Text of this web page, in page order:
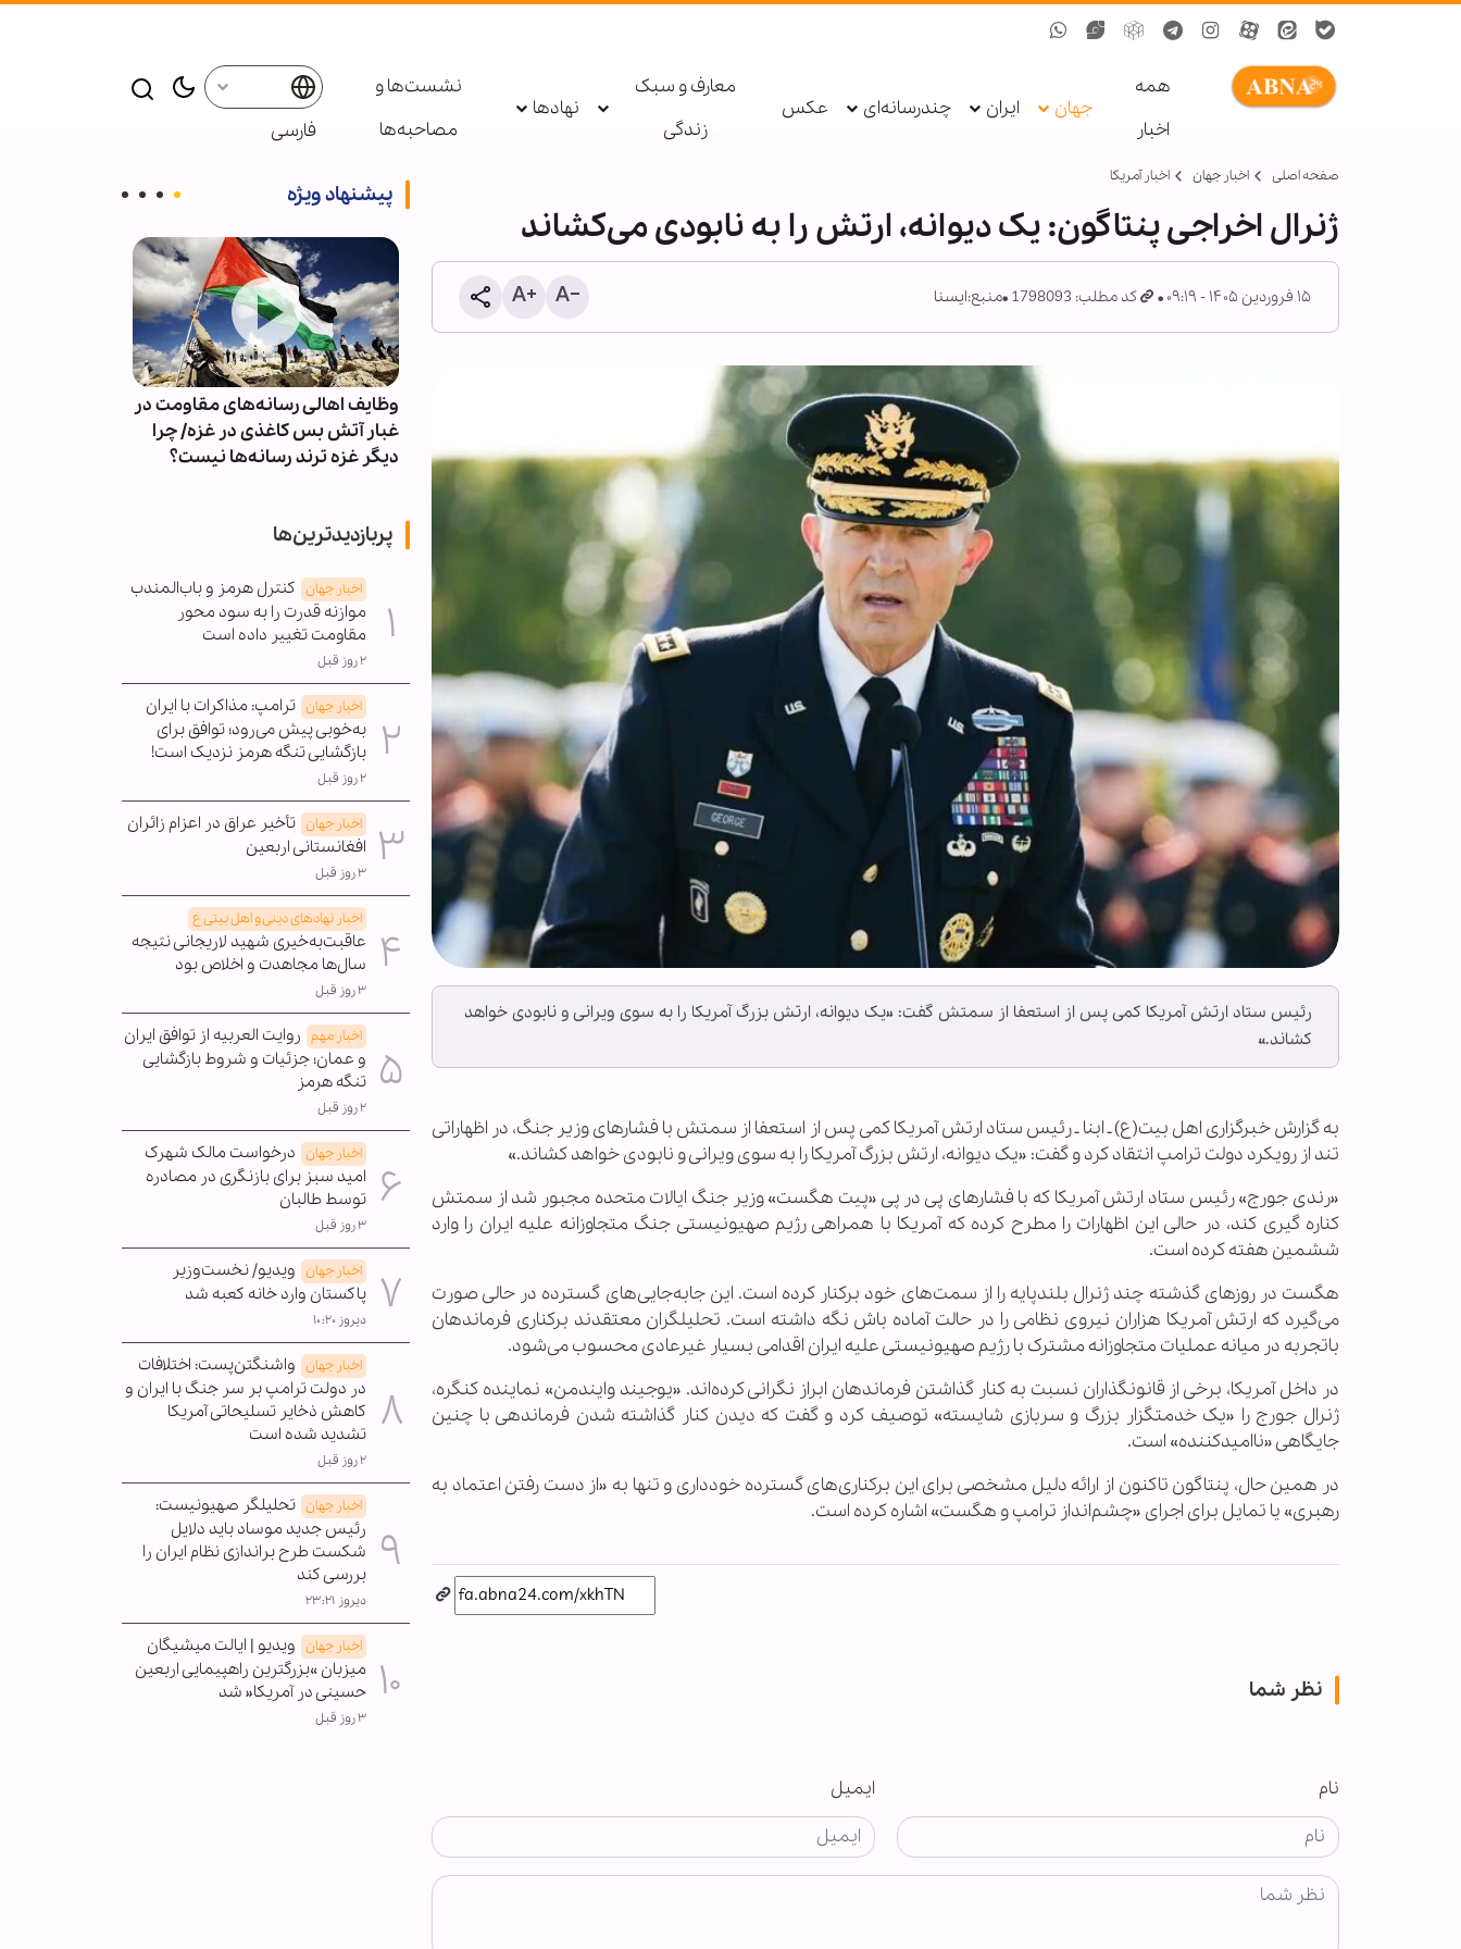
همه
اخبار
جهان ایران چندرسانه‌ای عکس
معارف و سبک
زندگی
نهادها
نشست‌ها و
مصاحبه‌ها
فارسی
صفحه اصلی اخبار جهان اخبار آمریکا
ژنرال اخراجی پنتاگون: یک دیوانه، ارتش را به نابودی می‌کشاند
۱۵ فروردین ۱۴۰۵ - ۰۹:۱۹ کد مطلب: 1798093 منبع:ایسنا
رئیس ستاد ارتش آمریکا کمی پس از استعفا از سمتش گفت: «یک دیوانه، ارتش بزرگ آمریکا را به سوی ویرانی و نابودی خواهد
کشاند.»
به گزارش خبرگزاری اهل بیت(ع) ـ ابنا ـ رئیس ستاد ارتش آمریکا کمی پس از استعفا از سمتش با فشارهای وزیر جنگ، در اظهاراتی
تند از رویکرد دولت ترامپ انتقاد کرد و گفت: «یک دیوانه، ارتش بزرگ آمریکا را به سوی ویرانی و نابودی خواهد کشاند.»
«رندی جورج» رئیس ستاد ارتش آمریکا که با فشارهای پی در پی «پیت هگست» وزیر جنگ ایالات متحده مجبور شد از سمتش
کناره گیری کند، در حالی این اظهارات را مطرح کرده که آمریکا با همراهی رژیم صهیونیستی جنگ متجاوزانه علیه ایران را وارد
ششمین هفته کرده است.
هگست در روزهای گذشته چند ژنرال بلندپایه را از سمت‌های خود برکنار کرده است. این جابه‌جایی‌های گسترده در حالی صورت
می‌گیرد که ارتش آمریکا هزاران نیروی نظامی را در حالت آماده باش نگه داشته است. تحلیلگران معتقدند برکناری فرماندهان
باتجربه در میانه عملیات متجاوزانه مشترک با رژیم صهیونیستی علیه ایران اقدامی بسیار غیرعادی محسوب می‌شود.
در داخل آمریکا، برخی از قانونگذاران نسبت به کنار گذاشتن فرماندهان ابراز نگرانی کرده‌اند. «یوجیند وایندمن» نماینده کنگره،
ژنرال جورج را «یک خدمتگزار بزرگ و سربازی شایسته» توصیف کرد و گفت که دیدن کنار گذاشته شدن فرماندهی با چنین
جایگاهی «ناامیدکننده» است.
در همین حال، پنتاگون تاکنون از ارائه دلیل مشخصی برای این برکناری‌های گسترده خودداری و تنها به «از دست رفتن اعتماد به
رهبری» یا تمایل برای اجرای «چشم‌انداز ترامپ و هگست» اشاره کرده است.
نظر شما
نام ایمیل
پیشنهاد ویژه
است که به خود متکی باشیم
وظایف اهالی رسانه‌های مقاومت در
غبار آتش بس کاغذی در غزه/ چرا
دیگر غزه ترند رسانه‌ها نیست؟
پربازدیدترین‌ها
اخبار جهان کنترل هرمز و باب‌المندب
موازنه قدرت را به سود محور
مقاومت تغییر داده است
۲ روز قبل
اخبار جهان ترامپ: مذاکرات با ایران
به‌خوبی پیش می‌رود؛ توافق برای
بازگشایی تنگه هرمز نزدیک است!
۲ روز قبل
اخبار جهان تأخیر عراق در اعزام زائران
افغانستانی اربعین
۳ روز قبل
اخبار نهادهای دینی و اهل بیتی ع
عاقبت‌به‌خیری شهید لاریجانی نتیجه
سال‌ها مجاهدت و اخلاص بود
۳ روز قبل
اخبار مهم روایت العربیه از توافق ایران
و عمان؛ جزئیات و شروط بازگشایی
تنگه هرمز
۲ روز قبل
اخبار جهان درخواست مالک شهرک
امید سبز برای بازنگری در مصادره
توسط طالبان
۳ روز قبل
اخبار جهان ویدیو/ نخست‌وزیر
پاکستان وارد خانه کعبه شد
دیروز ۱۰:۲۰
اخبار جهان واشنگتن‌پست: اختلافات
در دولت ترامپ بر سر جنگ با ایران و
کاهش ذخایر تسلیحاتی آمریکا
تشدید شده است
۲ روز قبل
اخبار جهان تحلیلگر صهیونیست:
رئیس جدید موساد باید دلایل
شکست طرح براندازی نظام ایران را
بررسی کند
دیروز ۲۳:۲۱
اخبار جهان ویدیو | ایالت میشیگان
میزبان »بزرگترین راهپیمایی اربعین
حسینی در آمریکا« شد
۳ روز قبل